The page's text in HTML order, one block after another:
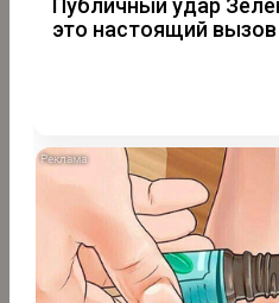
Публичный удар
это настоящий вызов